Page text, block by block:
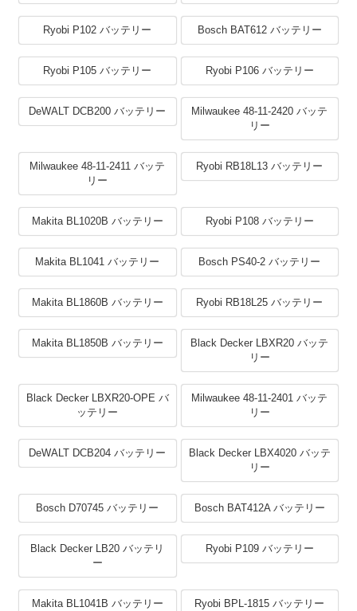
Ryobi P102 バッテリー Bosch BAT612 バッテリー
Ryobi P105 バッテリー Ryobi P106 バッテリー
DeWALT DCB200 バッテリー
Milwaukee 48-11-2420 バッテ
リー
Milwaukee 48-11-2411 バッテ
リー
Ryobi RB18L13 バッテリー
Makita BL1020B バッテリー Ryobi P108 バッテリー
Makita BL1041 バッテリー Bosch PS40-2 バッテリー
Makita BL1860B バッテリー Ryobi RB18L25 バッテリー
Makita BL1850B バッテリー
Black Decker LBXR20 バッテ
リー
Black Decker LBXR20-OPE バ
ッテリー
Milwaukee 48-11-2401 バッテ
リー
DeWALT DCB204 バッテリー
Black Decker LBX4020 バッテ
リー
Bosch D70745 バッテリー Bosch BAT412A バッテリー
Black Decker LB20 バッテリ
ー
Ryobi P109 バッテリー
Makita BL1041B バッテリー Ryobi BPL-1815 バッテリー